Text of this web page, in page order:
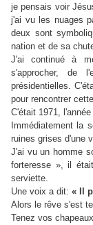
je pensais voir
j'ai vu les nuages
deux sont
nation et de sa
J'ai continué à
s'approcher, de
présidentielles.
pour rencontrer
C'était 1971,
Immédiatement la
ruines grises d'une
J'ai vu un homme
forteresse », il
serviette.
Une voix a dit: « Il
Alors le rêve s'est
Tenez vos